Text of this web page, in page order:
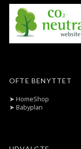
OFTE BENYTTET
➤ HomeShop
➤ Babyplan